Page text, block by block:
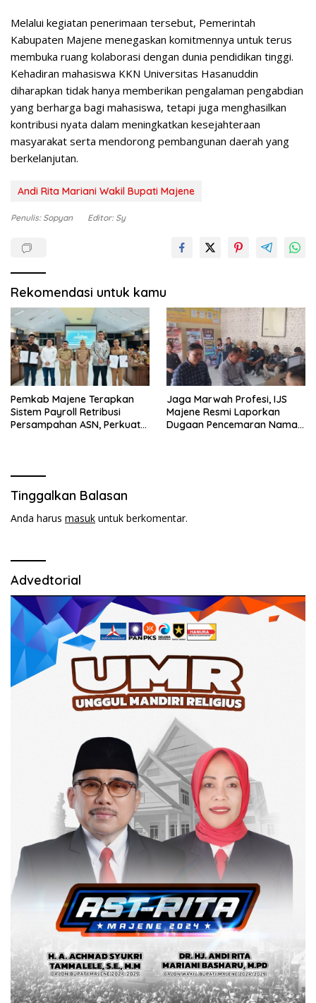
Melalui kegiatan penerimaan tersebut, Pemerintah
Kabupaten Majene menegaskan komitmennya untuk terus
membuka ruang kolaborasi dengan dunia pendidikan tinggi.
Kehadiran mahasiswa KKN Universitas Hasanuddin
diharapkan tidak hanya memberikan pengalaman pengabdian
yang berharga bagi mahasiswa, tetapi juga menghasilkan
kontribusi nyata dalam meningkatkan kesejahteraan
masyarakat serta mendorong pembangunan daerah yang
berkelanjutan.
Andi Rita Mariani Wakil Bupati Majene
Penulis: Sopyan Editor: Sy
Rekomendasi untuk kamu
Pemkab Majene Terapkan
Sistem Payroll Retribusi
Persampahan ASN, Perkuat
Jaga Marwah Profesi, IJS
Majene Resmi Laporkan
Dugaan Pencemaran Nama
Tinggalkan Balasan
Anda harus masuk untuk berkomentar.
Advedtorial